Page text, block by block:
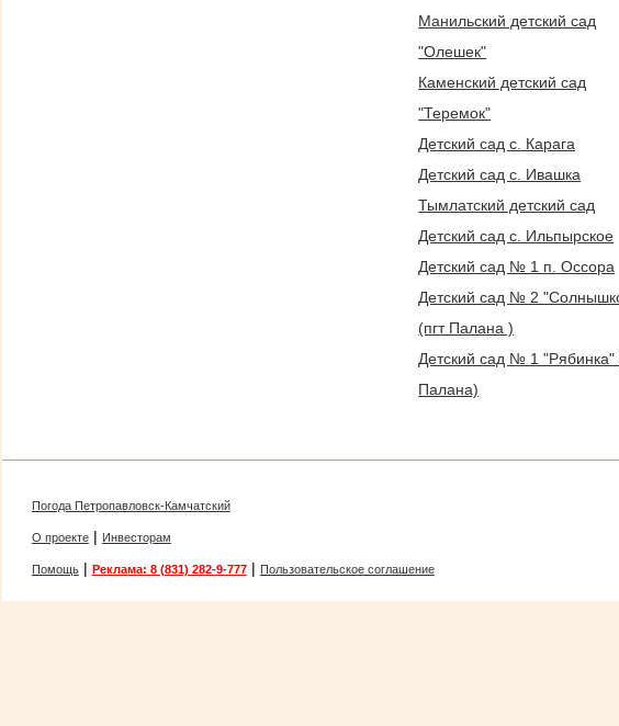
Манильский детский сад
"Олешек"
Каменский детский сад
"Теремок"
Детский сад с. Карага
Детский сад с. Ивашка
Тымлатский детский сад
Детский сад с. Ильпырское
Детский сад № 1 п. Оссора
Детский сад № 2
(пгт Палана )
Детский сад № 1 "Рябинка"
Палана)
Погода Петропавловск-Камчатский
О проекте| Инвесторам
Помощь| Реклама: 8 (831) 282-9-777| Пользовательское соглашение